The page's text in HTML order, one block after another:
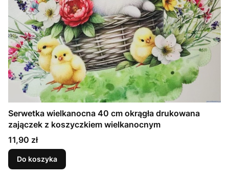
Serwetka wielkanocna 40 cm okrągła drukowana
zajączek z koszyczkiem wielkanocnym
Cena
11,90 zł
Do koszyka